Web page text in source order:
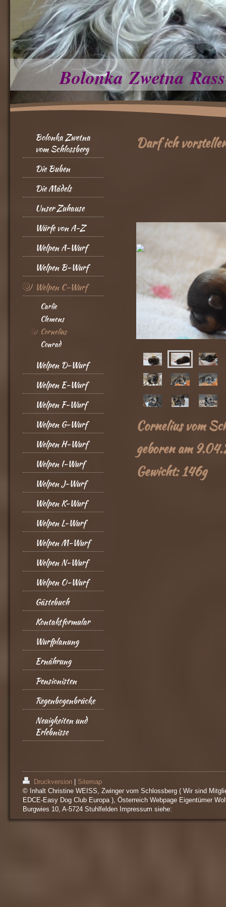
Bolonka Zwetna
Bolonka Zwetna
vom Schlossberg
Die Buben
Die Mädels
Unser Zuhause
Würfe von A-Z
Welpen A-Wurf
Welpen B-Wurf
Welpen C-Wurf
Carlie
Clemens
Cornelius
Conrad
Welpen D-Wurf
Welpen E-Wurf
Welpen F-Wurf
Welpen G-Wurf
Welpen H-Wurf
Welpen I-Wurf
Welpen J-Wurf
Welpen K-Wurf
Welpen L-Wurf
Welpen M-Wurf
Welpen N-Wurf
Welpen O-Wurf
Gästebuch
Kontaktformular
Wurfplanung
Ernährung
Pensionisten
Regenbogenbrücke
Neuigkeiten und
Erlebnisse
Darf ich
Cornelius vom
geboren am
Gewicht: 146g
Druckversion
Sitemap
© Inhalt Christine WEISS, Zwinger vom Schlossberg ( Wir sind
EDCE-Easy Dog Club Europa ), Österreich Webpage Eigentümer
Burgwies 10, A-5724 Stuhlfelden Impressum siehe: